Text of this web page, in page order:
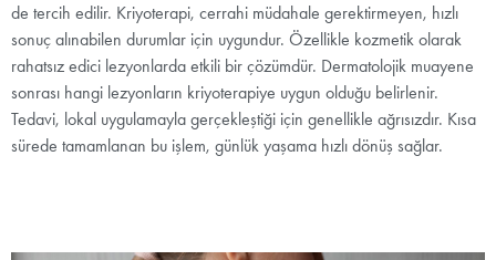
de tercih edilir. Kriyoterapi, cerrahi müdahale gerektirmeyen, hızlı
sonuç alınabilen durumlar için uygundur. Özellikle kozmetik olarak
rahatsız edici lezyonlarda etkili bir çözümdür. Dermatolojik muayene
sonrası hangi lezyonların kriyoterapiye uygun olduğu belirlenir.
Tedavi, lokal uygulamayla gerçekleştiği için genellikle ağrısızdır. Kısa
sürede tamamlanan bu işlem, günlük yaşama hızlı dönüş sağlar.